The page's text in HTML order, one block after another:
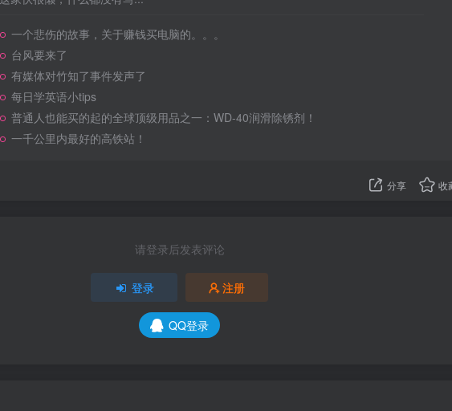
一个悲伤的故事，关于赚钱买电脑的。。。
台风要来了
有媒体对竹知了事件发声了
每日学英语小tips
普通人也能买的起的全球顶级用品之一：WD-40润滑除锈剂！
一千公里内最好的高铁站！
分享 收
请登录后发表评论
登录 注册
QQ登录